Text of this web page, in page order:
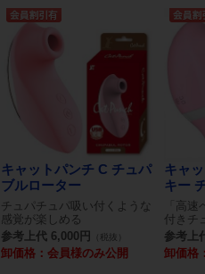
キャットパンチ C チュパ
ブルローター
チュパチュパ吸い付くような
感覚が楽しめる
参考上代 6,000円
（税抜）
卸価格：会員様のみ公開
キャ
キー
「高
付きチ
参考上
卸価格